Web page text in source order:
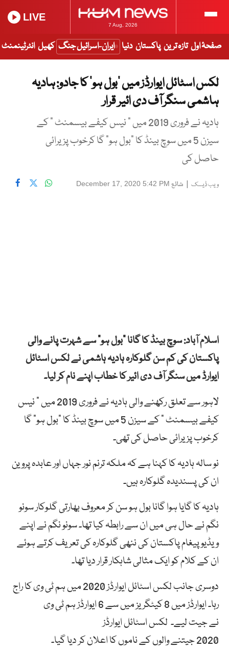
7 Aug, 2026
LIVE
صفحۂ اول تازہ ترین پاکستان دنیا ایران-اسرائیل جنگ کھیل انٹرٹینمنٹ
لکس اسٹائل ایوارڈز میں ‘بول ہو’ کا جادو: ہادیہ
ہاشمی سنگر آف دی ائیر قرار
ہادیہ نے فروری 2019 میں ” نیس کیفے بیسمنٹ ” کے
سیزن 5 میں سوچ بینڈ کا “بول ہو” گا کرخوب پزیرائی
حاصل کی
ویب ڈیسک | شائع December 17, 2020 5:42 PM
اسلام آباد: سوچ بینڈ کا گانا “بول ہو” سے شہرت پانے والی
پاکستان کی کم سن گلوکارہ ہادیہ ہاشمی نے لکس اسٹائل
ایوارڈ میں سنگر آف دی ائیر کا خطاب اپنے نام کر لیا۔
لاہور سے تعلق رکھنے والی ہادیہ نے فروری 2019 میں ” نیس
کیفے بیسمنٹ ” کے سیزن 5 میں سوچ بینڈ کا “بول ہو” گا
کرخوب پزیرائی حاصل کی تھی۔
نو سالہ ہادیہ کا کہنا ہے کہ ملکہ ترنم نور جہاں اور عابدہ پروین
ان کی پسندیدہ گلوکارہ ہیں۔
ہادیہ کا گایا ہوا گانا بول ہو سن کر معروف بھارتی گلوکار سونو
نگم نے حال ہی میں ان سے رابطہ کیا تھا۔ سونو نگم نے اپنے
ویڈیو پیغام پاکستان کی ننھی گلوکارہ کی تعریف کرتے ہوئے
ان کے کلام کو ایک مثالی شاہکار قرار دیا تھا۔
دوسری جانب لکس اسٹائل ایوارڈز 2020 میں ہم ٹی وی کا راج
رہا۔ ایوارڈز میں 8 کیٹگریزمیں سے ایوارڈزہم ٹی وی
نےجیتلیے۔ لکساسٹائلایوارڈز
2020جیتنےوالوںکےناموںکااعلانکر دیاگیا۔